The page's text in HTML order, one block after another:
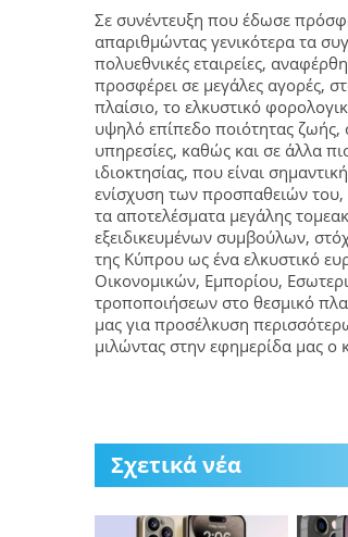
Σε συνέντευξη που έδωσε
απαριθμώντας γενικότερα τα
πολυεθνικές εταιρείες,
προσφέρει σε μεγάλες αγορές,
πλαίσιο, το ελκυστικό
υψηλό επίπεδο ποιότητας ζωής,
υπηρεσίες, καθώς και σε άλλα
ιδιοκτησίας, που είναι
ενίσχυση των προσπαθειών του,
τα αποτελέσματα μεγάλης
εξειδικευμένων συμβούλων,
της Κύπρου ως ένα ελκυστικό
Οικονομικών, Εμπορίου,
τροποποιήσεων στο θεσμικό
μας για προσέλκυση
μιλώντας στην εφημερίδα μας ο
Σχετικά νέα